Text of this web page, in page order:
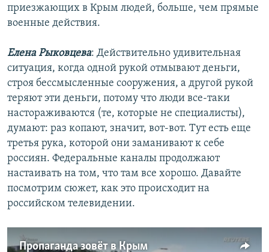
приезжающих в Крым людей, больше, чем прямые
военные действия.
Елена Рыковцева: Действительно удивительная
ситуация, когда одной рукой отмывают деньги,
строя бессмысленные сооружения, а другой рукой
теряют эти деньги, потому что люди все-таки
настораживаются (те, которые не специалисты),
думают: раз копают, значит, вот-вот. Тут есть еще
третья рука, которой они заманивают к себе
россиян. Федеральные каналы продолжают
настаивать на том, что там все хорошо. Давайте
посмотрим сюжет, как это происходит на
российском телевидении.
Пропаганда зовёт в Крым